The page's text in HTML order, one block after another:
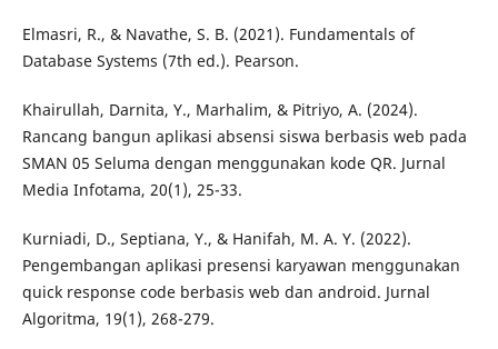
Elmasri, R., & Navathe, S. B. (2021). Fundamentals of
Database Systems (7th ed.). Pearson.
Khairullah, Darnita, Y., Marhalim, & Pitriyo, A. (2024).
Rancang bangun aplikasi absensi siswa berbasis web pada
SMAN 05 Seluma dengan menggunakan kode QR. Jurnal
Media Infotama, 20(1), 25-33.
Kurniadi, D., Septiana, Y., & Hanifah, M. A. Y. (2022).
Pengembangan aplikasi presensi karyawan menggunakan
quick response code berbasis web dan android. Jurnal
Algoritma, 19(1), 268-279.